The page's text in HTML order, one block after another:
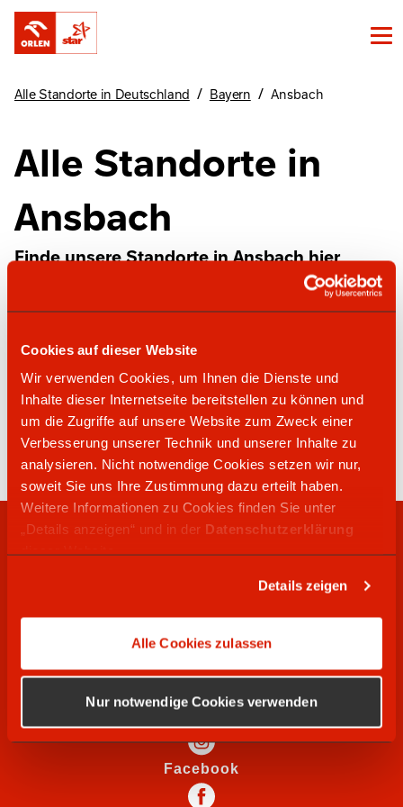
Cookies auf dieser Website
Wir verwenden Cookies, um Ihnen die Dienste und
Inhalte dieser Internetseite bereitstellen zu können und
um die Zugriffe auf unsere Website zum Zweck einer
Verbesserung unserer Technik und unserer Inhalte zu
analysieren. Nicht notwendige Cookies setzen wir nur,
soweit Sie uns Ihre Zustimmung dazu erteilt haben.
Weitere Informationen zu Cookies finden Sie unter
„Details anzeigen“ und in der Datenschutzerklärung
dieser Website.
Details zeigen
Alle Cookies zulassen
Nur notwendige Cookies verwenden
Alle Standorte in Deutschland / Bayern / Ansbach
Alle Standorte in
Ansbach
Finde unsere Standorte in Ansbach hier
ORLEN express Automatentankstelle
04121 47500
Windsbacher Straße 24
91522Ansbach
RECHTLICHES
SOCIAL MEDIA
Instagram
Facebook